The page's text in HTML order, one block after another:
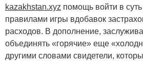
kazakhstan.xyz помощь войти в
правилами игры вдобавок
расходов. В дополнение,
объединять «горячие» еще
другими словами свидетели,